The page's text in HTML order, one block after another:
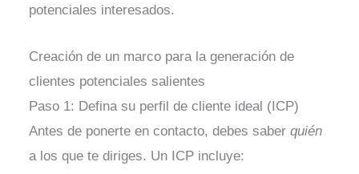
potenciales interesados.
Creación de un marco para la generación de
clientes potenciales salientes
Paso 1: Defina su perfil de cliente ideal (ICP)
Antes de ponerte en contacto, debes saberquién
a los que te diriges. Un ICP incluye: